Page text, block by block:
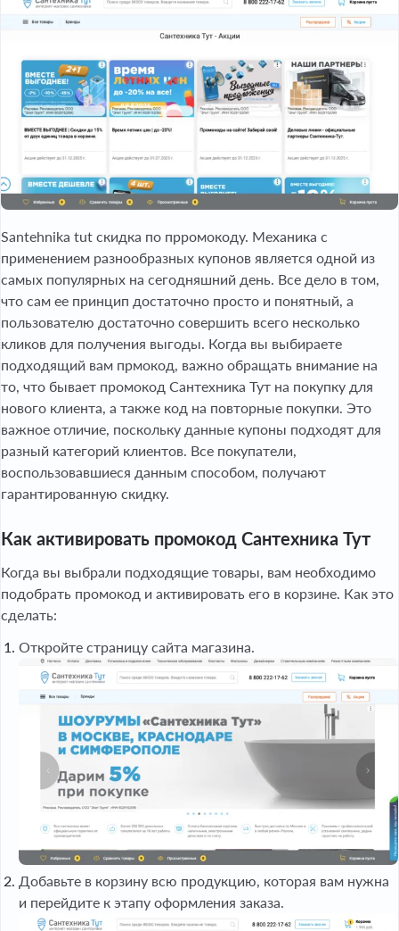
Santehnika tut скидка по прромокоду. Механика с
применением разнообразных купонов является одной из
самых популярных на сегодняшний день. Все дело в том,
что сам ее принцип достаточно просто и понятный, а
пользователю достаточно совершить всего несколько
кликов для получения выгоды. Когда вы выбираете
подходящий вам прмокод, важно обращать внимание на
то, что бывает промокод Сантехника Тут на покупку для
нового клиента, а также код на повторные покупки. Это
важное отличие, поскольку данные купоны подходят для
разный категорий клиентов. Все покупатели,
воспользовавшиеся данным способом, получают
гарантированную скидку.
Как активировать промокод Сантехника Тут
Когда вы выбрали подходящие товары, вам необходимо
подобрать промокод и активировать его в корзине. Как это
сделать:
Откройте страницу сайта магазина.
Добавьте в корзину всю продукцию, которая вам нужна
и перейдите к этапу оформления заказа.